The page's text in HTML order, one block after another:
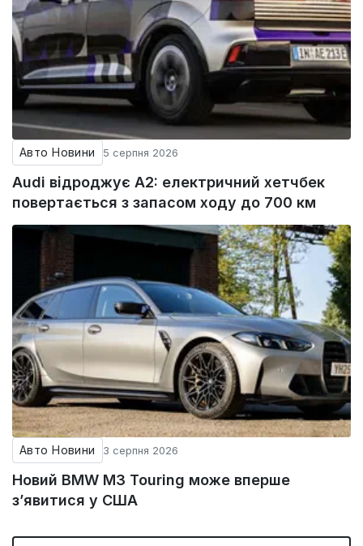
Авто Новини 5 серпня 2026
Audi відроджує A2: електричний хетчбек
повертається з запасом ходу до 700 км
Авто Новини 3 серпня 2026
Новий BMW M3 Touring може вперше
з’явитися у США